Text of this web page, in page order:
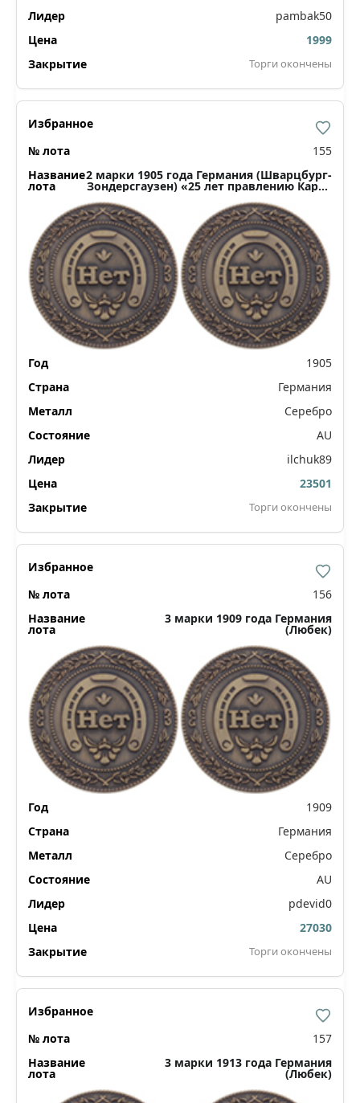
pambak50
1999
Торги окончены
155
2 марки 1905 года Германия (Шварцбург-
Зондерсгаузен) «25 лет правлению Карла
Гюнтера»
1905
Германия
Серебро
AU
ilchuk89
23501
Торги окончены
156
3 марки 1909 года Германия
(Любек)
1909
Германия
Серебро
AU
pdevid0
27030
Торги окончены
157
3 марки 1913 года Германия
(Любек)